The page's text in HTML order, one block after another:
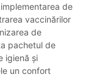
de
vaccinărilor
de
pachetul de
igienă și
un confort